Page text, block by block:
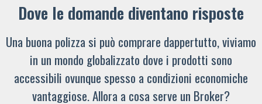
Dove le domande diventano risposte
Una buona polizza si può comprare dappertutto, viviamo
in un mondo globalizzato dove i prodotti sono
accessibili ovunque spesso a condizioni economiche
vantaggiose. Allora a cosa serve un Broker?